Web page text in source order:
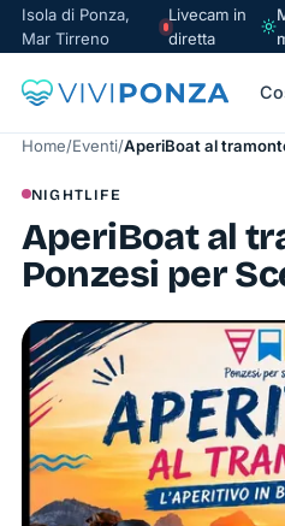
Isola di Ponza,
Mar Tirreno
Livecam in
diretta
Home/Eventi/AperiBoat al
NIGHTLIFE
AperiBoat al
Ponzesi per